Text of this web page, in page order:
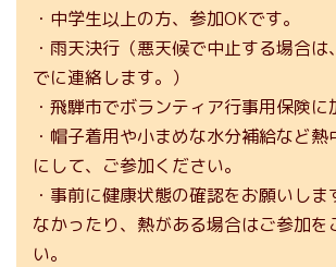
・中学生以上の方、参加OKです。
・雨天決行（悪天候で中止する場合は
でに連絡します。）
・飛騨市でボランティア行事用保険に
・帽子着用や小まめな水分補給など
にして、ご参加ください。
・事前に健康状態の確認をお願いし
なかったり、熱がある場合はご参加を
い。